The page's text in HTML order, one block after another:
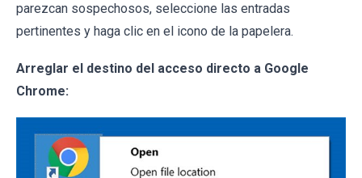
parezcan sospechosos, seleccione las entradas
pertinentes y haga clic en el icono de la papelera.
Arreglar el destino del acceso directo a Google
Chrome: